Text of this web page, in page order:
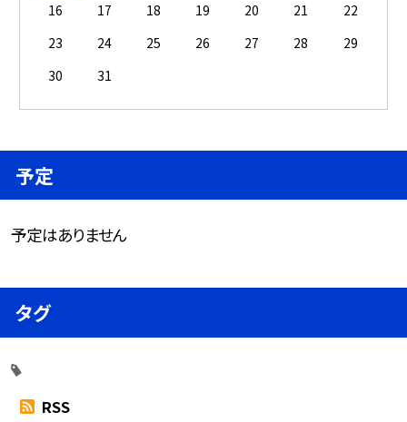
16
17 18 19 20 21
22
23
24 25 26 27 28
29
30
31
予定
予定はありません
タグ
RSS